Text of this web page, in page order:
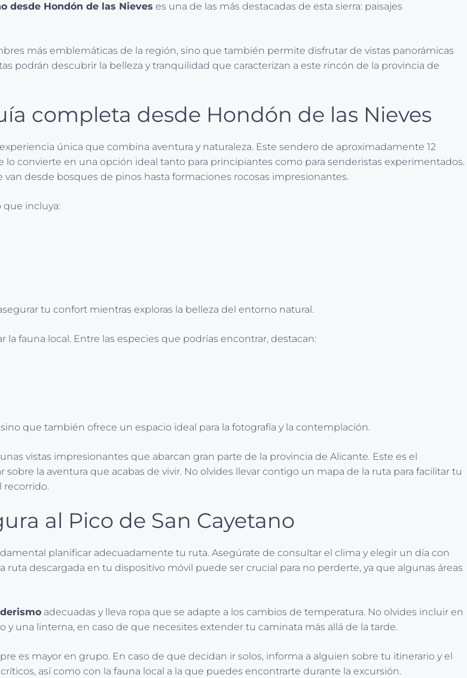
desde Hondón de las Nieves es una de las más destacadas de esta sierra: paisajes
más emblemáticas de la región, sino que también permite disfrutar de vistas panorámicas
podrán descubrir la belleza y tranquilidad que caracterizan a este rincón de la provincia de
completa desde Hondón de las Nieves
única que combina aventura y naturaleza. Este sendero de aproximadamente 12
convierte en una opción ideal tanto para principiantes como para senderistas experimentados.
desde bosques de pinos hasta formaciones rocosas impresionantes.
que incluya:
tu confort mientras exploras la belleza del entorno natural.
fauna local. Entre las especies que podrías encontrar, destacan:
que también ofrece un espacio ideal para la fotografía y la contemplación.
vistas impresionantes que abarcan gran parte de la provincia de Alicante. Este es el
la aventura que acabas de vivir. No olvides llevar contigo un mapa de la ruta para facilitar tu
recorrido.
al Pico de San Cayetano
planificar adecuadamente tu ruta. Asegúrate de consultar el clima y elegir un día con
descargada en tu dispositivo móvil puede ser crucial para no perderte, ya que algunas áreas
adecuadas y lleva ropa que se adapte a los cambios de temperatura. No olvides incluir en
una linterna, en caso de que necesites extender tu caminata más allá de la tarde.
es mayor en grupo. En caso de que decidan ir solos, informa a alguien sobre tu itinerario y el
así como con la fauna local a la que puedes encontrarte durante la excursión.